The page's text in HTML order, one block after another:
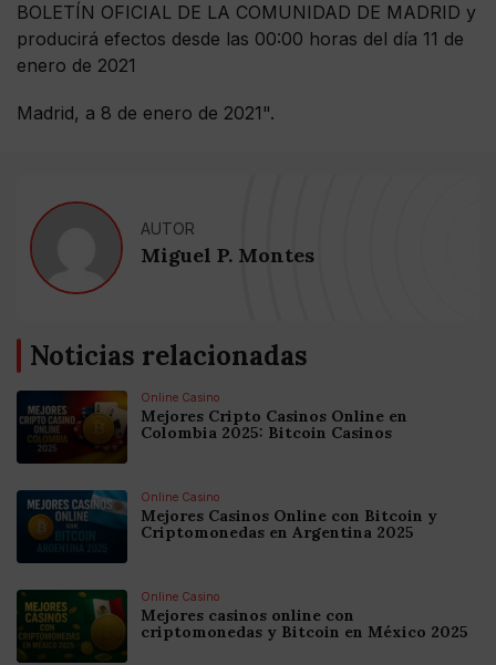
BOLETÍN OFICIAL DE LA COMUNIDAD DE MADRID y
producirá efectos desde las 00:00 horas del día 11 de
enero de 2021
Madrid, a 8 de enero de 2021".
AUTOR
Miguel P. Montes
Noticias relacionadas
Online Casino
Mejores Cripto Casinos Online en
Colombia 2025: Bitcoin Casinos
Online Casino
Mejores Casinos Online con Bitcoin y
Criptomonedas en Argentina 2025
Online Casino
Mejores casinos online con
criptomonedas y Bitcoin en México 2025